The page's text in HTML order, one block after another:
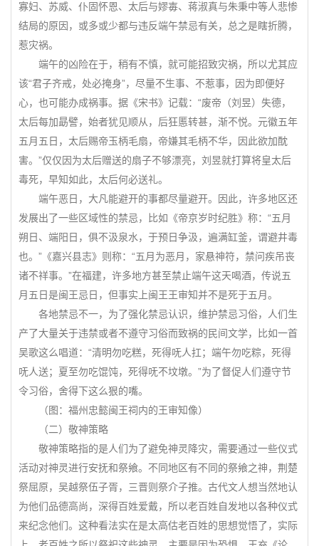
寡妇、苏威、仆固怀恩、太后与嫪毐、蒋淑真与朱秉中等人悲惨
结局的原因，或多或少都与违反端午禁忌有关，总之是瞎折腾，
惹灾祸。
端午的凶险在于，稍有不慎，就可能招致灾祸，所以尤其应
该“君子齐戒，处必掩身”，尽量不生事、不惹事，因为即便好
心，也可能办成祸事。据《宋书》记载：“废帝（刘昱）失德，
太后每加勗譬，始者犹见顺从，后狂慝转甚，渐不悦。元徽五年
五月五日，太后赐帝玉柄毛扇，帝嫌其毛柄不华，因此欲加酖
害。”仅仅因为太后赠送的扇子不够漂亮，刘昱就打算将皇太后
毒死，早知如此，太后何必送礼。
端午恶日，大凡能避开的事都尽量避开。因此，许多地区还
发展出了一些区域性的禁忌，比如《帝京岁时纪胜》称：“五月
朔日、端阳日，俱不汲泉水，于预日争汲，遍满缸釜，谓避井毒
也。”《嘉兴县志》则称：“五月为恶月，家悬神符，禁问疾吊丧
诸不祥事。”在福建，许多地方甚至禁止端午这天喝酒，传说五
月五日是闽王忌日，但事实上闽王王审知并不是死于五月。
各地禁忌不一，为了强化禁忌认识，维护禁忌习俗，人们生
产了大量关于违禁或者不遵守习俗而致祸的民间文学，比如一首
吴歌这么唱道：“清明勿吃糕，死得呒人扛；端午勿吃粽，死得
呒人送；夏至勿吃馄饨，死得呒不坟墩。”为了督促人们遵守节
令习俗，舍得下这么狠的嘴。
（图：福州忠懿闽王祠内的王审知像）
（二）敬神策略
敬神策略指的是人们为了避免神灵降灾，需要通过一些仪式
活动对神灵进行安抚和祭飨。不同地区有不同的祭飨之神，荆楚
祭屈原，吴越祭伍子胥，三晋则祭介子推。古代文人想当然地认
为他们品德高尚，深得百姓爱戴，所以老百姓自发地以各种仪式
来纪念他们。这种看法实在是太高估老百姓的思想觉悟了，实际